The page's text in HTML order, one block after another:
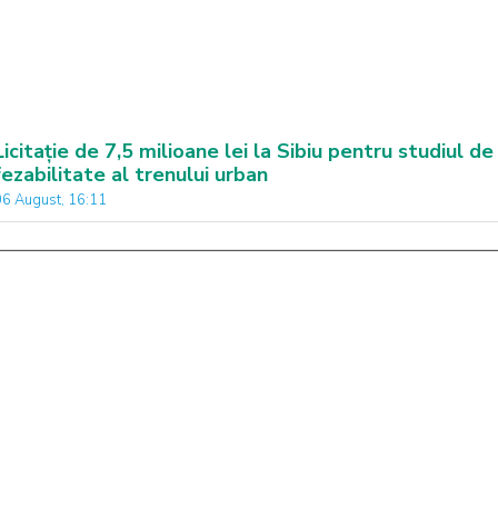
de 7,5 milioane lei la Sibiu pentru studiul de
al trenului urban
August, 16:11